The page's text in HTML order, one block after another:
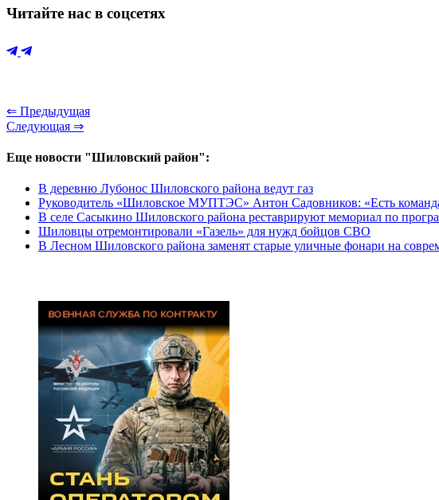
Читайте нас в соцсетях
⇐ Предыдущая
Следующая ⇒
Еще новости "Шиловский район":
В деревню Лубонос Шиловского района ведут газ
Руководитель «Шиловское МУПТЭС» Антон Садовников: «Есть команда
В селе Сасыкино Шиловского района реставрируют мемориал по
Шиловцы отремонтировали «Газель» для нужд бойцов СВО
В Лесном Шиловского района заменят старые уличные фонари на